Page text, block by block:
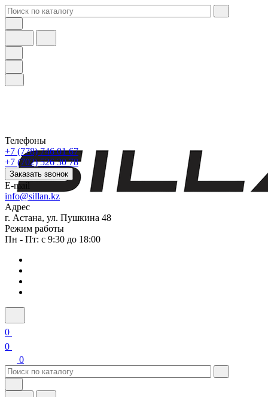
Телефоны
+7 (778) 746 01 67
+7 (702) 526 30 78
Заказать звонок
E-mail
info@sillan.kz
Адрес
г. Астана, ул. Пушкина 48
Режим работы
Пн - Пт: с 9:30 до 18:00
0
0
0